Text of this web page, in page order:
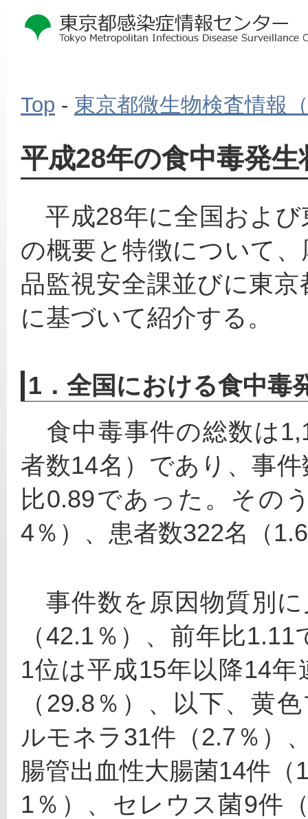
Top - 東京都微生物検査情報
平成28年の食中毒発生
平成28年に全国および
の概要と特徴について
品監視安全課並びに東
に基づいて紹介する。
1．全国における食中毒
食中毒事件の総数は
者数14名）であり、事
比0.89であった。その
4％）、患者数322名（
事件数を原因物質別に
（42.1％）、前年比
1位は平成15年以降14
（29.8％）、以下、黄
ルモネラ31件（2.7％）
腸管出血性大腸菌14件
1％）、セレウス菌9件